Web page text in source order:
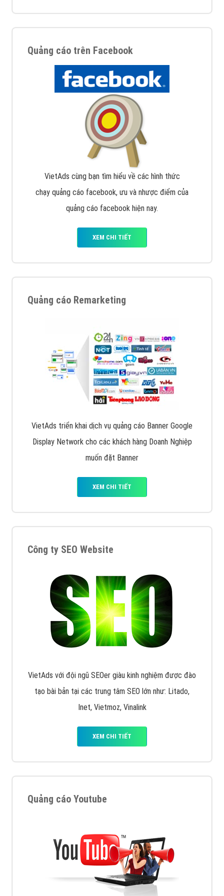
Quảng cáo trên Facebook
VietAds cùng bạn tìm hiểu về các hình thức
chạy quảng cáo facebook, ưu và nhược điểm của
quảng cáo facebook hiện nay.
XEM CHI TIẾT
Quảng cáo Remarketing
VietAds triển khai dịch vụ quảng cáo Banner Google
Display Network cho các khách hàng Doanh Nghiệp
muốn đặt Banner
XEM CHI TIẾT
Công ty SEO Website
VietAds với đội ngũ SEOer giàu kinh nghiệm được đào
tạo bài bản tại các trung tâm SEO lớn như: Litado,
Inet, Vietmoz, Vinalink
XEM CHI TIẾT
Quảng cáo Youtube